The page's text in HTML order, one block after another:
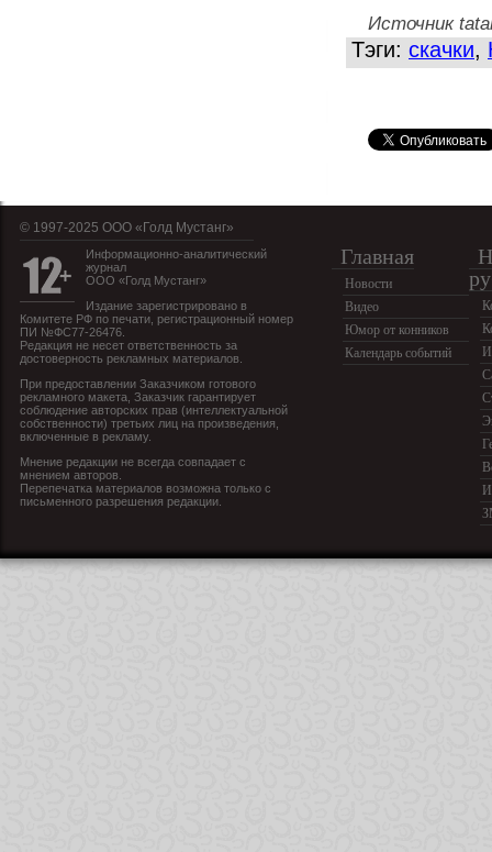
Источник
Тэги: скачки,
© 1997-2025 OOO «Голд Мустанг»
Информационно-аналитический
журнал
ООО «Голд Мустанг»
Издание зарегистрировано в
Комитете РФ по печати, регистрационный номер
ПИ №ФС77-26476.
Редакция не несет ответственность за
достоверность рекламных материалов.
При предоставлении Заказчиком готового
рекламного макета, Заказчик гарантирует
соблюдение авторских прав (интеллектуальной
собственности) третьих лиц на произведения,
включенные в рекламу.
Мнение редакции не всегда совпадает с
мнением авторов.
Перепечатка материалов возможна только с
письменного разрешения редакции.
Главная
Новости
Видео
Юмор от конников
Календарь событий